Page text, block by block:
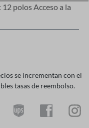
polos Acceso a la
se incrementan con el
tasas de reembolso.